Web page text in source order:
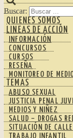
Buscar:
QUIENES SOMOS
LINEAS DE ACCIÓN
INFORMACIÓN
CONCURSOS
CURSOS
RESEÑA
MONITOREO DE
TEMAS
ABUSO SEXUAL
JUSTICIA PENAL
MEDIOS Y NIÑEZ
SALUD – DROGAS
SITUACIÓN DE CALLE
TRABAJO INFANTIL